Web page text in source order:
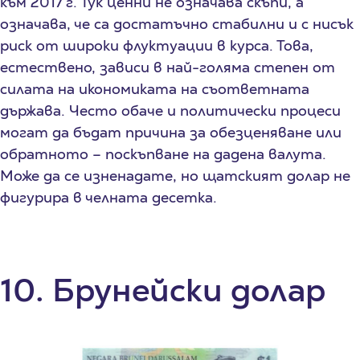
означава, че са достатъчно стабилни и с нисък
риск от широки флуктуации в курса. Това,
естествено, зависи в най-голяма степен от
силата на икономиката на съответната
държава. Често обаче и политически процеси
могат да бъдат причина за обезценяване или
обратното – поскъпване на дадена валута.
Може да се изненадате, но щатският долар не
фигурира в челната десетка.
10. Брунейски долар